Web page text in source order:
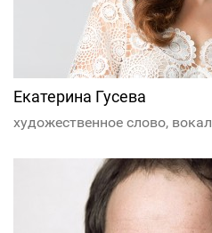
Екатерина Гусева
художественное слово, вокал